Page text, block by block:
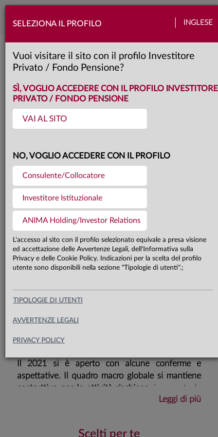
SELEZIONA IL PROFILO INGLESE
Vuoi visitare il sito con il profilo Investitore
Privato / Fondo Pensione?
SÌ, VOGLIO ACCEDERE CON IL PROFILO INVESTITORE
PRIVATO / FONDO PENSIONE
VAI AL SITO
NO, VOGLIO ACCEDERE CON IL PROFILO
Consulente/Collocatore
Investitore Istituzionale
ANIMA Holding/Investor Relations
L'accesso al sito con il profilo selezionato equivale a presa visione
ed accettazione delle Avvertenze Legali, dell'Informativa sulla
Privacy e delle Cookie Policy. Indicazioni per la scelta del profilo
utente sono disponibili nella sezione "Tipologie di utenti".;
TIPOLOGIE DI UTENTI
AVVERTENZE LEGALI
PRIVACY POLICY
BCE GARANTE DELLA
STABILITÀ FINANZIARIA IN
Nonostante un contesto sfidante nel
breve periodo, la view strategica
sugli attivi rischiosi resta positiva,
grazie a politiche monetarie e fiscali
ancora estremamente accomodanti
finalizzate a sostenere la ripresa
economica, e alla probabile
vaccinali, che consentirebbe di
raggiungere l’immunità di gregge nei
​Il 2021 si è aperto con alcune conferme e
aspettative. Il quadro macro globale si mantiene
costruttivo per le attività rischiose,
in quanto la
crescita economica prosegue, dopo essere
Leggi di più
Scelti per te